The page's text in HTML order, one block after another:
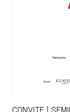
CONVITE |